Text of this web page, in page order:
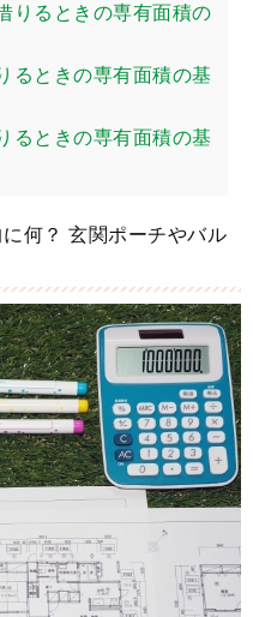
りるときの専有面積の
るときの専有面積の基
るときの専有面積の基
何？ 玄関ポーチやバル